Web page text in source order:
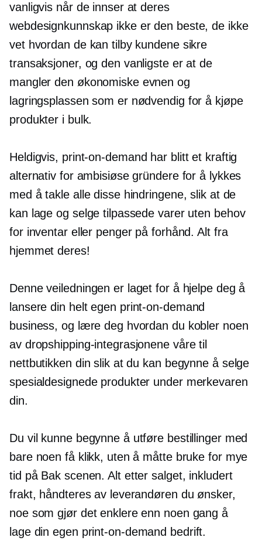
vanligvis når de innser at deres
webdesignkunnskap ikke er den beste, de ikke
vet hvordan de kan tilby kundene sikre
transaksjoner, og den vanligste er at de
mangler den økonomiske evnen og
lagringsplassen som er nødvendig for å kjøpe
produkter i bulk.
Heldigvis, print-on-demand har blitt et kraftig
alternativ for ambisiøse gründere for å lykkes
med å takle alle disse hindringene, slik at de
kan lage og selge tilpassede varer uten behov
for inventar eller penger på forhånd. Alt fra
hjemmet deres!
Denne veiledningen er laget for å hjelpe deg å
lansere din helt egen print-on-demand
business, og lære deg hvordan du kobler noen
av dropshipping-integrasjonene våre til
nettbutikken din slik at du kan begynne å selge
spesialdesignede produkter under merkevaren
din.
Du vil kunne begynne å utføre bestillinger med
bare noen få klikk, uten å måtte bruke for mye
tid på Bak scenen. Alt etter salget, inkludert
frakt, håndteres av leverandøren du ønsker,
noe som gjør det enklere enn noen gang å
lage din egen print-on-demand bedrift.